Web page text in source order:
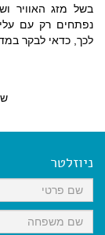
בשל מזג האוויר
נפתחים רק עם
לכך, כדאי לבקר
ניוזלטר